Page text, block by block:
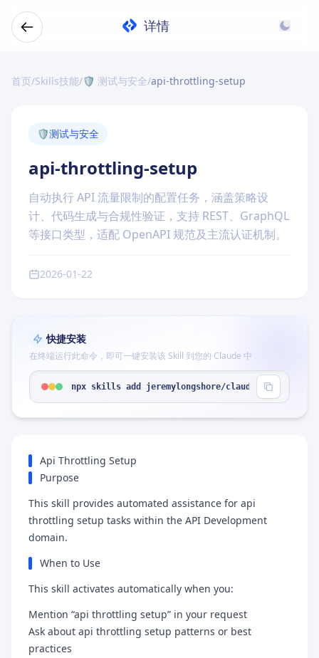
详情
首页/Skills技能/🛡️ 测试与安全/api-throttling-setup
🛡️测试与安全
api-throttling-setup
自动执行 API 流量限制的配置任务，涵盖策略设
计、代码生成与合规性验证，支持 REST、GraphQL
等接口类型，适配 OpenAPI 规范及主流认证机制。
2026-01-22
快捷安装
在终端运行此命令，即可一键安装该 Skill 到您的 Claude 中
npx skills add jeremylongshore/claude-code-
Api Throttling Setup
Purpose
This skill provides automated assistance for api
throttling setup tasks within the API Development
domain.
When to Use
This skill activates automatically when you:
Mention “api throttling setup” in your request
Ask about api throttling setup patterns or best
practices